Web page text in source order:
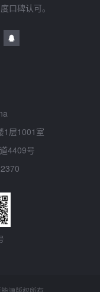
口碑认可。
1层1001室
4409号